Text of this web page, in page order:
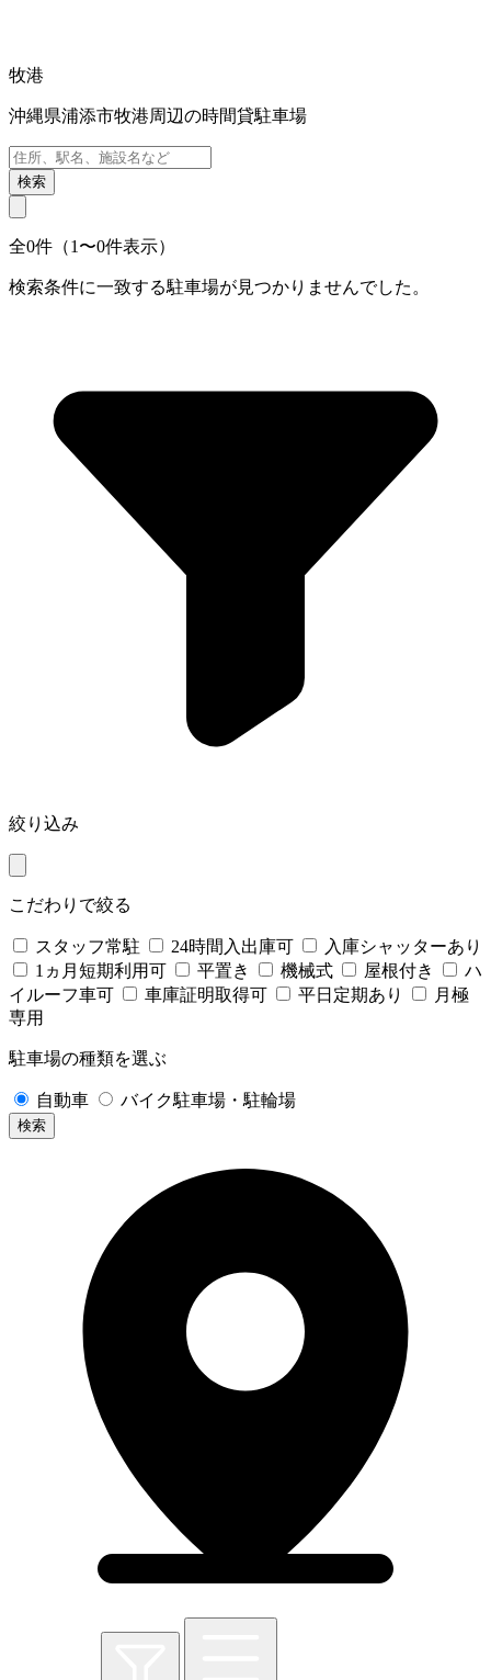
牧港
沖縄県浦添市牧港周辺の時間貸駐車場
検索
全0件（1〜0件表示）
検索条件に一致する駐車場が見つかりませんでした。
絞り込み
こだわりで絞る
スタッフ常駐 24時間入出庫可
入庫シャッターあり
1ヵ月短期利用可
平置き 機械式 屋根付き
ハ
イルーフ車可
車庫証明取得可 平日定期あり
月極
専用
駐車場の種類を選ぶ
自動車 バイク駐車場・駐輪場
検索